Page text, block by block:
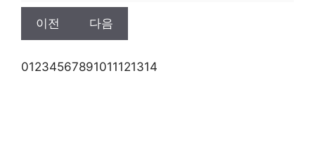
이전 다음
01234567891011121314